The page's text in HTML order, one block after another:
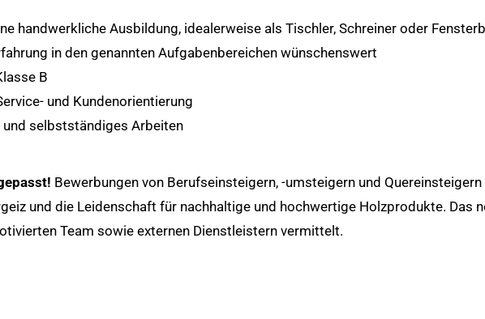
handwerkliche Ausbildung, idealerweise als Tischler, Schreiner oder
in den genannten Aufgabenbereichen wünschenswert
B
und Kundenorientierung
selbstständiges Arbeiten
Bewerbungen von Berufseinsteigern, -umsteigern und
und die Leidenschaft für nachhaltige und hochwertige Holzprodukte. Das
Team sowie externen Dienstleistern vermittelt.